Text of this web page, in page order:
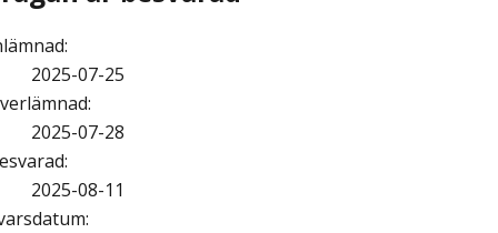
:
2025-07-25
:
2025-07-28
:
2025-08-11
: